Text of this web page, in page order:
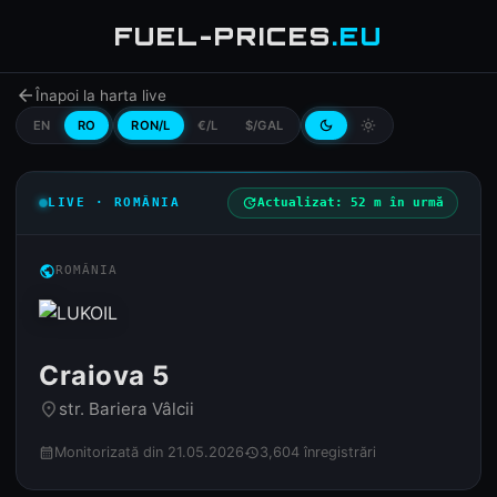
FUEL-PRICES.EU
arrow_backÎnapoi la harta live
EN RO RON/L €/L $/GAL dark_mode light_mode
LIVE · ROMÂNIA updateActualizat: 52 m în urmă
publicROMÂNIA
Craiova 5
place str. Bariera Vâlcii
calendar_month Monitorizată din 21.05.2026history3,604 înregistrări